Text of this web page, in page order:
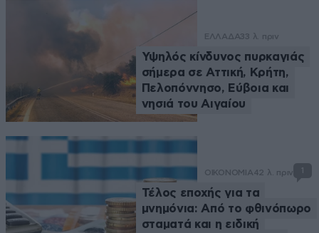
ΕΛΛΑΔΑ33 λ. πριν
Υψηλός κίνδυνος πυρκαγιάς
σήμερα σε Αττική, Κρήτη,
Πελοπόννησο, Εύβοια και
νησιά του Αιγαίου
ΟΙΚΟΝΟΜΙΑ42 λ. πριν
Τέλος εποχής για τα
μνημόνια: Από το φθινόπωρο
σταματά και η ειδική